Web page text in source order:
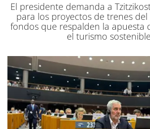
El presidente demanda a
para los proyectos de trenes
fondos que respalden la apuesta
el turismo